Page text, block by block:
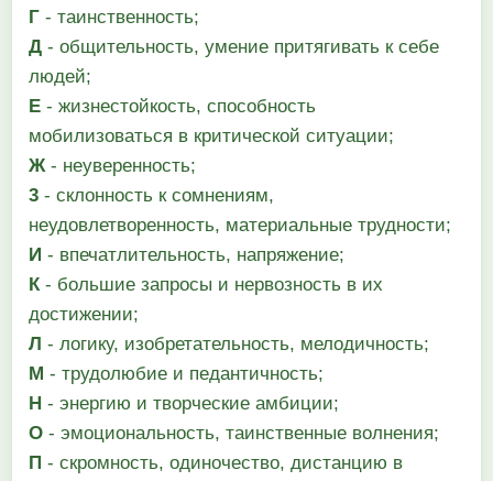
Г - таинственность;
Д - общительность, умение притягивать к себе
людей;
Е - жизнестойкость, способность
мобилизоваться в критической ситуации;
Ж- неуверенность;
3 - склонность к сомнениям,
неудовлетворенность, материальные трудности;
И - впечатлительность, напряжение;
К- большие запросы и нервозность в их
достижении;
Л - логику, изобретательность, мелодичность;
М - трудолюбие и педантичность;
Н - энергию и творческие амбиции;
О - эмоциональность, таинственные волнения;
П - скромность, одиночество, дистанцию в